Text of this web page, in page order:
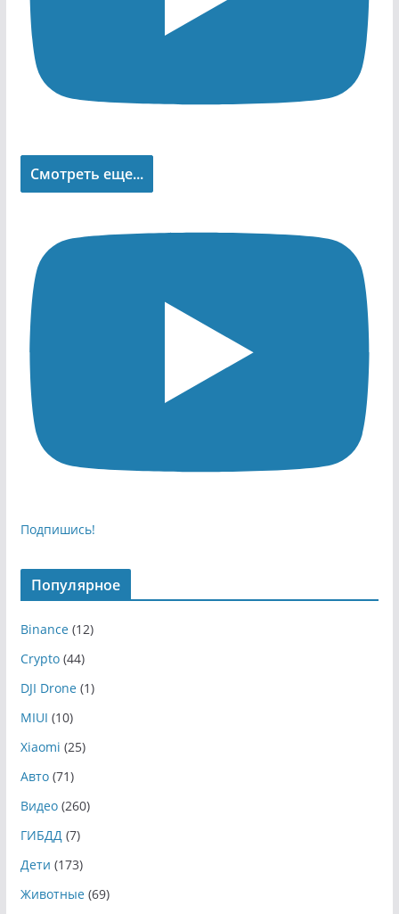
Смотреть еще...
Подпишись!
Популярное
Binance(12)
Crypto(44)
DJI Drone(1)
MIUI (10)
Xiaomi (25)
Авто(71)
Видео(260)
ГИБДД(7)
Дети (173)
Животные(69)